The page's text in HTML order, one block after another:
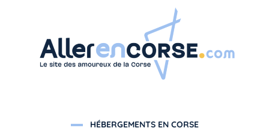
HÉBERGEMENTS EN CORSE